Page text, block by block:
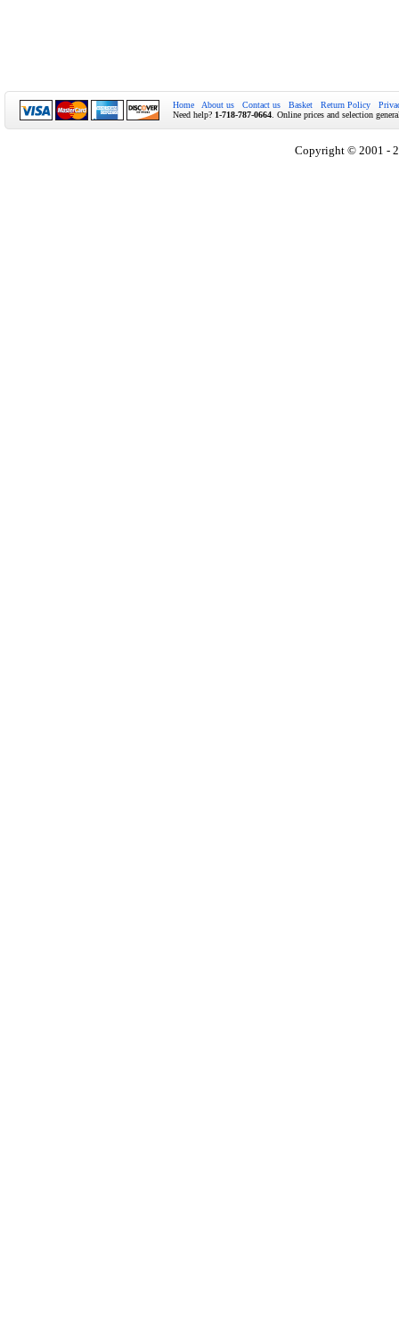
Home About us Contact us Basket Return Policy
Need help? 1-718-787-0664 . Online prices and selection
Copyright © 2001 -